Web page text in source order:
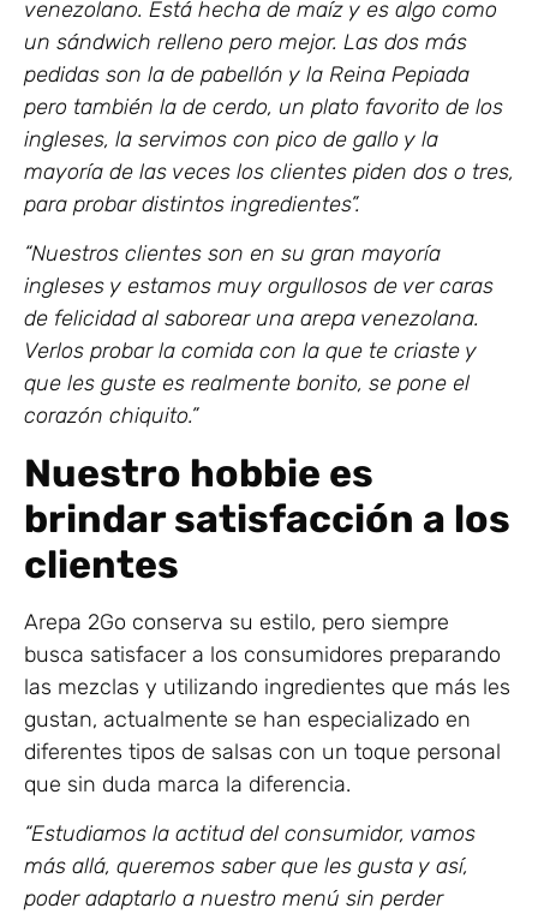
venezolano. Está hecha de maíz y es algo como
un sándwich relleno pero mejor. Las dos más
pedidas son la de pabellón y la Reina Pepiada
pero también la de cerdo, un plato favorito de los
ingleses, la servimos con pico de gallo y la
mayoría de las veces los clientes piden dos o tres,
para probar distintos ingredientes”.
“Nuestros clientes son en su gran mayoría
ingleses y estamos muy orgullosos de ver caras
de felicidad al saborear una arepa venezolana.
Verlos probar la comida con la que te criaste y
que les guste es realmente bonito, se pone el
corazón chiquito.”
Nuestro hobbie es
brindar satisfacción a los
clientes
Arepa 2Go conserva su estilo, pero siempre
busca satisfacer a los consumidores preparando
las mezclas y utilizando ingredientes que más les
gustan, actualmente se han especializado en
diferentes tipos de salsas con un toque personal
que sin duda marca la diferencia.
“Estudiamos la actitud del consumidor, vamos
más allá, queremos saber que les gusta y así,
poder adaptarlo a nuestro menú sin perder